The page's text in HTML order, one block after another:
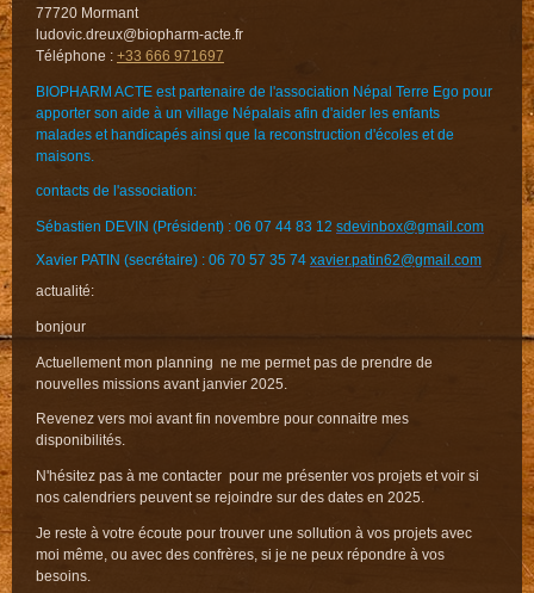
77720 Mormant
ludovic.dreux@biopharm-acte.fr
Téléphone : +33 666 971697
BIOPHARM ACTE est partenaire de l'association Népal Terre Ego pour
apporter son aide à un village Népalais afin d'aider les enfants
malades et handicapés ainsi que la reconstruction d'écoles et de
maisons.
contacts de l'association:
Sébastien DEVIN (Président) : 06 07 44 83 12 sdevinbox@gmail.com
Xavier PATIN (secrétaire) : 06 70 57 35 74 xavier.patin62@gmail.com
actualité:
bonjour
Actuellement mon planning ne me permet pas de prendre de
nouvelles missions avant janvier 2025.
Revenez vers moi avant fin novembre pour connaitre mes
disponibilités.
N'hésitez pas à me contacter pour me présenter vos projets et voir si
nos calendriers peuvent se rejoindre sur des dates en 2025.
Je reste à votre écoute pour trouver une sollution à vos projets avec
moi même, ou avec des confrères, si je ne peux répondre à vos
besoins.